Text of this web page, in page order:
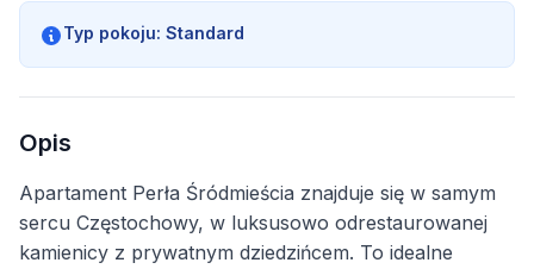
Typ pokoju: Standard
Opis
Apartament Perła Śródmieścia znajduje się w samym
sercu Częstochowy, w luksusowo odrestaurowanej
kamienicy z prywatnym dziedzińcem. To idealne